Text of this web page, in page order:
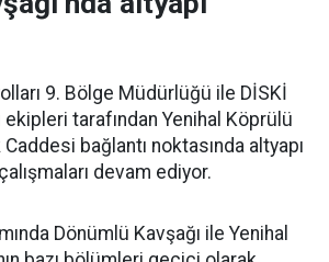
9. Bölge Müdürlüğü ile DİSKİ
tarafından Yenihal Köprülü
bağlantı noktasında altyapı
devam ediyor.
Dönümlü Kavşağı ile Yenihal